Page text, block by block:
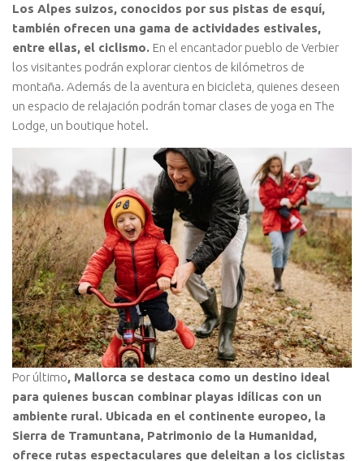
Los Alpes suizos, conocidos por sus pistas de esquí,
también ofrecen una gama de actividades estivales,
entre ellas, el ciclismo. En el encantador pueblo de Verbier
los visitantes podrán explorar cientos de kilómetros de
montaña. Además de la aventura en bicicleta, quienes deseen
un espacio de relajación podrán tomar clases de yoga en The
Lodge, un boutique hotel.
Por último, Mallorca se destaca como un destino ideal
para quienes buscan combinar playas idílicas con un
ambiente rural. Ubicada en el continente europeo, la
Sierra de Tramuntana, Patrimonio de la Humanidad,
ofrece rutas espectaculares que deleitan a los ciclistas